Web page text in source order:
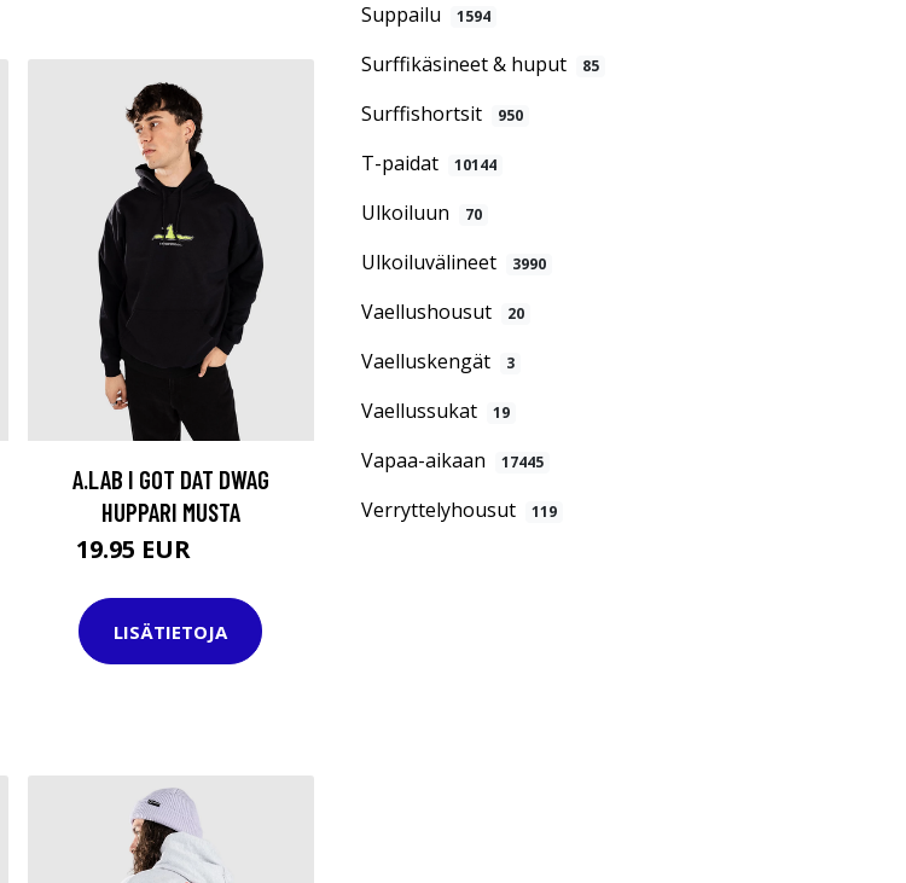
Suppailu 1594
Surffikäsineet & huput 85
Surffishortsit 950
T-paidat 10144
Ulkoiluun 70
Ulkoiluvälineet 3990
Vaellushousut 20
Vaelluskengät 3
Vaellussukat 19
Vapaa-aikaan 17445
Verryttelyhousut 119
A.LAB I GOT DAT DWAG
HUPPARI MUSTA
19.95 EUR
LISÄTIETOJA